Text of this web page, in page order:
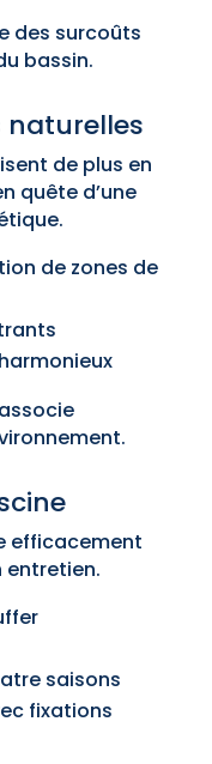
des surcoûts
bassin.
naturelles
de plus en
quête d’une
de zones de
efficacement
entretien.
saisons
fixations